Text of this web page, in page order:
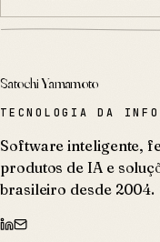
Satochi Yamamoto
TECNOLOGIA DA
Software inteligente,
produtos de IA e
brasileiro desde 2004.